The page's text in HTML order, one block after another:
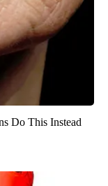
Do This Instead